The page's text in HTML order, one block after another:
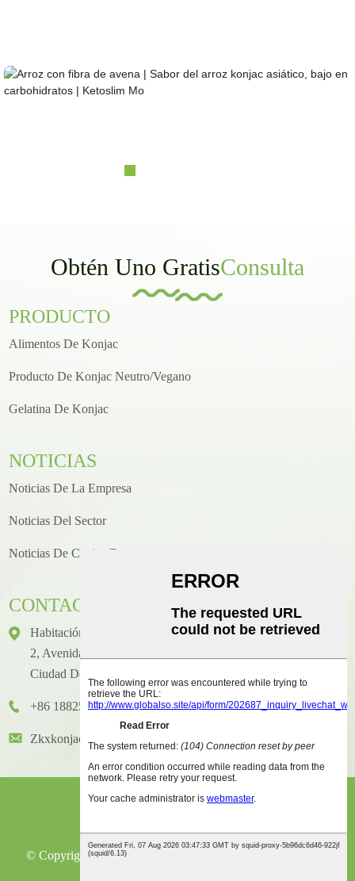
Obtén Uno GratisConsulta
PRODUCTO
Alimentos De Konjac
Producto De Konjac Neutro/vegano
Gelatina De Konjac
NOTICIAS
Noticias De La Empresa
Noticias Del Sector
Noticias De Cocina/recetas
CONTACTO
Habitación 1416, Piso 14, Edificio Internacional Junhao, N.°
2, Avenida Chenjiang Zhongkai, Distrito De Huicheng,
Ciudad De Huizhou
+86 18825458362
Zkxkonjac@hzzkx.com
© Copyright - 2021-2023: Todos Los Derechos Reservados.